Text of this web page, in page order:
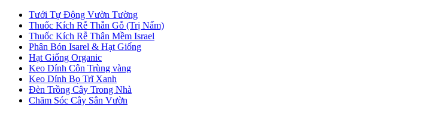
Tưới Tự Động Vườn Tường
Thuốc Kích Rễ Thẫn Gỗ (Trị Nấm)
Thuốc Kích Rễ Thân Mềm Israel
Phân Bón Isarel & Hạt Giống
Hạt Giống Organic
Keo Dính Côn Trùng vàng
Keo Dính Bọ Trĩ Xanh
Đèn Trồng Cây Trong Nhà
Chăm Sóc Cây Sân Vườn